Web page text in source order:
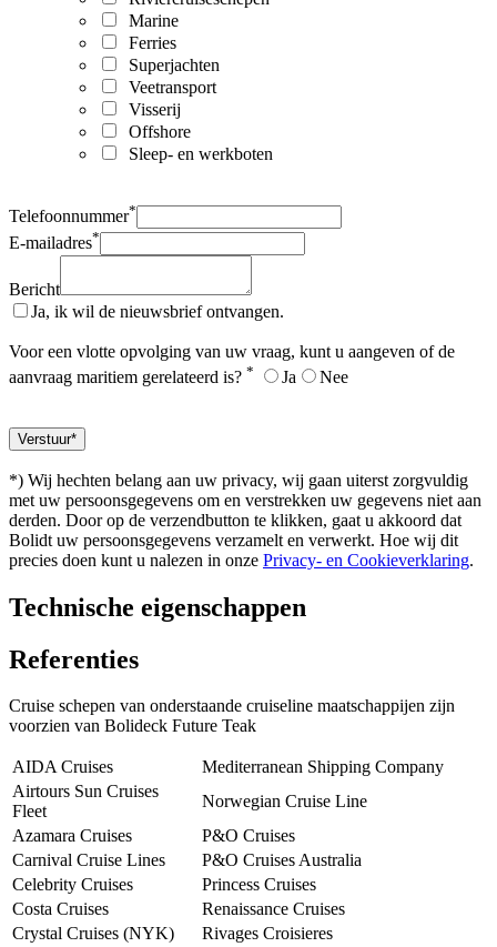
Marine
Ferries
Superjachten
Veetransport
Visserij
Offshore
Sleep- en werkboten
Telefoonnummer*
E-mailadres*
Bericht
Ja, ik wil de nieuwsbrief ontvangen.
Voor een vlotte opvolging van uw vraag, kunt u aangeven of de
aanvraag maritiem gerelateerd is? * Ja Nee
*) Wij hechten belang aan uw privacy, wij gaan uiterst zorgvuldig
met uw persoonsgegevens om en verstrekken uw gegevens niet aan
derden. Door op de verzendbutton te klikken, gaat u akkoord dat
Bolidt uw persoonsgegevens verzamelt en verwerkt. Hoe wij dit
precies doen kunt u nalezen in onze Privacy- en Cookieverklaring.
Technische eigenschappen
Referenties
Cruise schepen van onderstaande cruiseline maatschappijen zijn
voorzien van Bolideck Future Teak
AIDA Cruises
Mediterranean Shipping Company
Airtours Sun Cruises
Fleet
Norwegian Cruise Line
Azamara Cruises
P&O Cruises
Carnival Cruise Lines
P&O Cruises Australia
Celebrity Cruises
Princess Cruises
Costa Cruises
Renaissance Cruises
Crystal Cruises (NYK)
Rivages Croisieres